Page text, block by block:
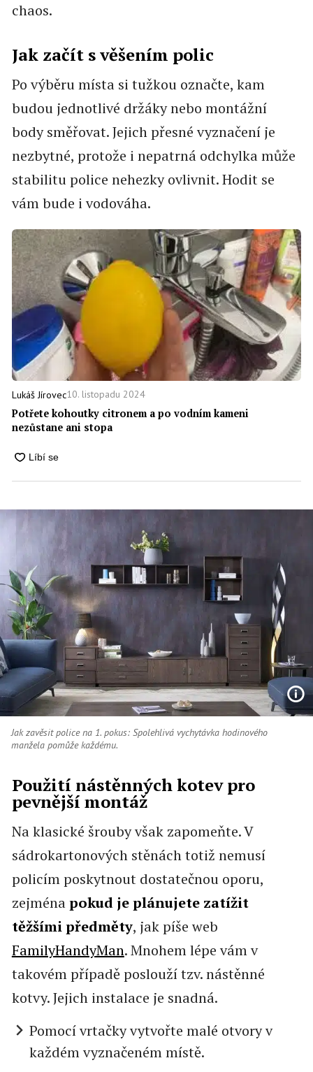
chaos.
Jak začít s věšením polic
Po výběru místa si tužkou označte, kam
budou jednotlivé držáky nebo montážní
body směřovat. Jejich přesné vyznačení je
nezbytné, protože i nepatrná odchylka může
stabilitu police nehezky ovlivnit. Hodit se
vám bude i vodováha.
Lukáš Jírovec10. listopadu 2024
Potřete kohoutky citronem a po vodním kameni
nezůstane ani stopa
Jak zavěsit police na 1. pokus: Spolehlivá vychytávka hodinového
manžela pomůže každému.
Použití nástěnných kotev pro
pevnější montáž
Na klasické šrouby však zapomeňte. V
sádrokartonových stěnách totiž nemusí
policím poskytnout dostatečnou oporu,
zejménapokud je plánujete zatížit
těžšími předměty, jak píše web
FamilyHandyMan. Mnohem lépe vám v
takovém případě poslouží tzv. nástěnné
kotvy. Jejich instalace je snadná.
Pomocí vrtačky vytvořte malé otvory v
každém vyznačeném místě.